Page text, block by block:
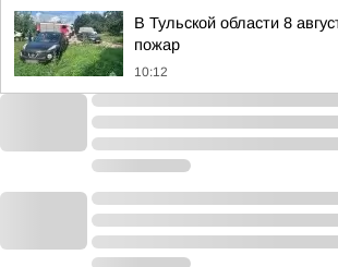
В Тульской области 8
пожар
10:12